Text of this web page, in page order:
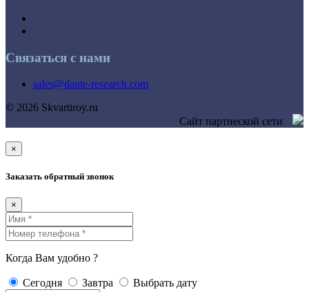
Связаться с нами
sales@dante-research.com
© 2026 Skvartiroy.ru
Сайт партнеской сети
×
Заказать обратный звонок
×
Когда Вам удобно ?
Сегодня Завтра Выбрать дату